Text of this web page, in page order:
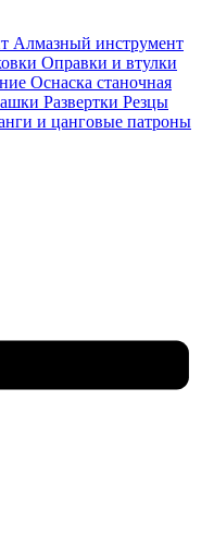
Алмазный инструмент
Оправки и втулки
Оснаска станочная
Развертки Резцы
и цанговые патроны